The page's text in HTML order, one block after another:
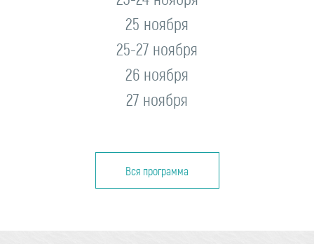
25 ноября
25-27 ноября
26 ноября
27 ноября
Вся программа